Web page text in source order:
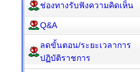
ช่องทางรับฟังความคิดเห็น
Q&A
ลดขั้นตอน/ระยะเวลาการ
ปฏิบัติราชการ